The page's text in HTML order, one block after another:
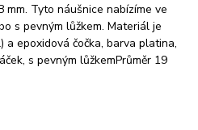
mm. Tyto náušnice nabízíme ve
s pevným lůžkem. Materiál je
epoxidová čočka, barva platina,
s pevným lůžkemPrůměr 19